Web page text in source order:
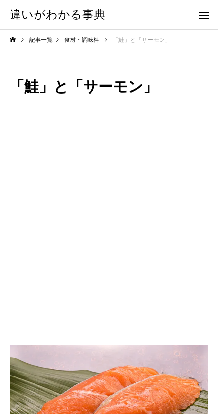
違いがわかる事典
記事一覧 食材・調味料 「鮭」と「サーモン」
「鮭」と「サーモン」